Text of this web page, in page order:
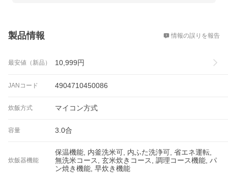
製品情報 情報の誤りを報告
最安値（新品） 10,999円
JANコード 4904710450086
炊飯方式 マイコン方式
容量 3.0合
炊飯器機能
保温機能, 内釜洗米可, 内ふた洗浄可, 省エネ運転,
無洗米コース, 玄米炊きコース, 調理コース機能, パ
ン焼き機能, 早炊き機能